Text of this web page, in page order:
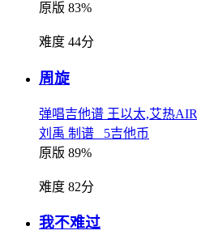
原版 83%
难度 44分
周旋
弹唱吉他谱 王以太,艾热AIR
刘禹 制谱 5吉他币
原版 89%
难度 82分
我不难过